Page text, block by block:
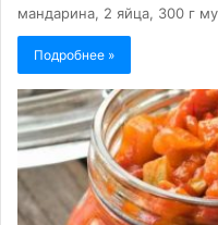
мандарина, 2 яйца, 300 г
Подробнее »